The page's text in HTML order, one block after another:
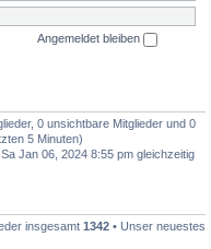
Angemeldet bleiben
0 unsichtbare Mitglieder und 0
5 Minuten)
Jan 06, 2024 8:55 pm gleichzeitig
insgesamt 1342 • Unser neuestes